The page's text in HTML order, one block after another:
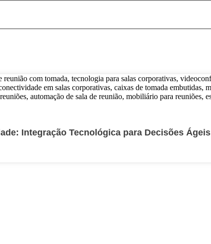
Integração Tecnológica para Decisões Ágeis